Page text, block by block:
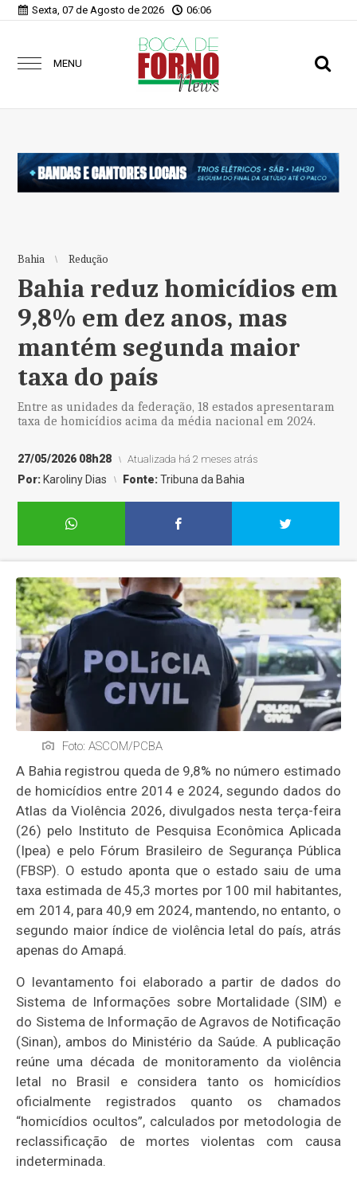
Sexta, 07 de Agosto de 2026 06:06
MENU
Bahia Redução
Bahia reduz homicídios em
9,8% em dez anos, mas
mantém segunda maior
taxa do país
Entre as unidades da federação, 18 estados apresentaram
taxa de homicídios acima da média nacional em 2024.
27/05/2026 08h28 Atualizada há 2 meses atrás
Por: Karoliny Dias Fonte:Tribuna da Bahia
Foto: ASCOM/PCBA
A Bahia registrou queda de 9,8% no número estimado
de homicídios entre 2014 e 2024, segundo dados do
Atlas da Violência 2026, divulgados nesta terça-feira
(26) pelo Instituto de Pesquisa Econômica Aplicada
(Ipea) e pelo Fórum Brasileiro de Segurança Pública
(FBSP). O estudo aponta que o estado saiu de uma
taxa estimada de 45,3 mortes por 100 mil habitantes,
em 2014, para 40,9 em 2024, mantendo, no entanto, o
segundo maior índice de violência letal do país, atrás
apenas do Amapá.
O levantamento foi elaborado a partir de dados do
Sistema de Informações sobre Mortalidade (SIM) e
do Sistema de Informação de Agravos de Notificação
(Sinan), ambos do Ministério da Saúde. A publicação
reúne uma década de monitoramento da violência
letal no Brasil e considera tanto os homicídios
oficialmente registrados quanto os chamados
“homicídios ocultos”, calculados por metodologia de
reclassificação de mortes violentas com causa
indeterminada.